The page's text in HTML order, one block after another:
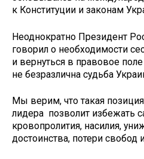
к Конституции и законам
Неоднократно Президент
говорил о необходимости
и вернуться в правовое
не безразлична судьба
Мы верим, что такая
лидера позволит избежать
кровопролития, насилия,
достоинства, потери свобод